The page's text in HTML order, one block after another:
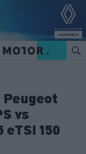
Peugeot
vs
eTSI 150